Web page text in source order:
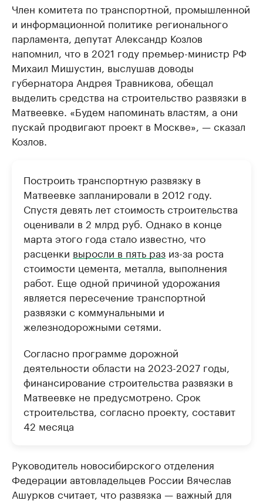
Член комитета по транспортной, промышленной
и информационной политике регионального
парламента, депутат Александр Козлов
напомнил, что в 2021 году премьер-министр РФ
Михаил Мишустин, выслушав доводы
губернатора Андрея Травникова, обещал
выделить средства на строительство развязки в
Матвеевке. «Будем напоминать властям, а они
пускай продвигают проект в Москве», — сказал
Козлов.
Построить транспортную развязку в
Матвеевке запланировали в 2012 году.
Спустя девять лет стоимость строительства
оценивали в 2 млрд руб. Однако в конце
марта этого года стало известно, что
расценки выросли в пять раз из-за роста
стоимости цемента, металла, выполнения
работ. Еще одной причиной удорожания
является пересечение транспортной
развязки с коммунальными и
железнодорожными сетями.
Согласно программе дорожной
деятельности области на 2023-2027 годы,
финансирование строительства развязки в
Матвеевке не предусмотрено. Срок
строительства, согласно проекту, составит
42 месяца
Руководитель новосибирского отделения
Федерации автовладельцев России Вячеслав
Ашурков считает, что развязка — важный для